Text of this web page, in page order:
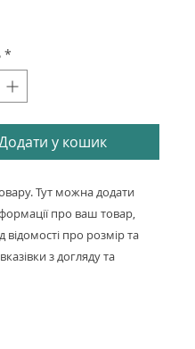
*
у кошик
Тут можна додати
про ваш товар,
відомості про розмір та
з догляду та